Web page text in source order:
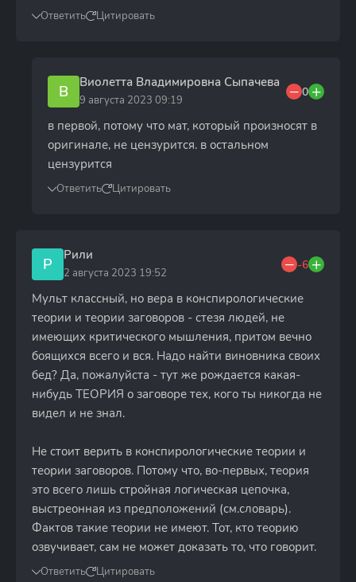
Ответить Цитировать
В Виолетта Владимировна Сыпачева
9 августа 2023 09:19
0
в первой, потому что мат, который произносят в
оригинале, не цензурится. в остальном
цензурится
Ответить Цитировать
Р Рили
2 августа 2023 19:52
-6
Мульт классный, но вера в конспирологические
теории и теории заговоров - стезя людей, не
имеющих критического мышления, притом вечно
боящихся всего и вся. Надо найти виновника своих
бед? Да, пожалуйста - тут же рождается какая-
нибудь ТЕОРИЯ о заговоре тех, кого ты никогда не
видел и не знал.
Не стоит верить в конспирологические теории и
теории заговоров. Потому что, во-первых, теория
это всего лишь стройная логическая цепочка,
выстреонная из предположений (см.словарь).
Фактов такие теории не имеют. Тот, кто теорию
озвучивает, сам не может доказать то, что говорит.
Ответить Цитировать